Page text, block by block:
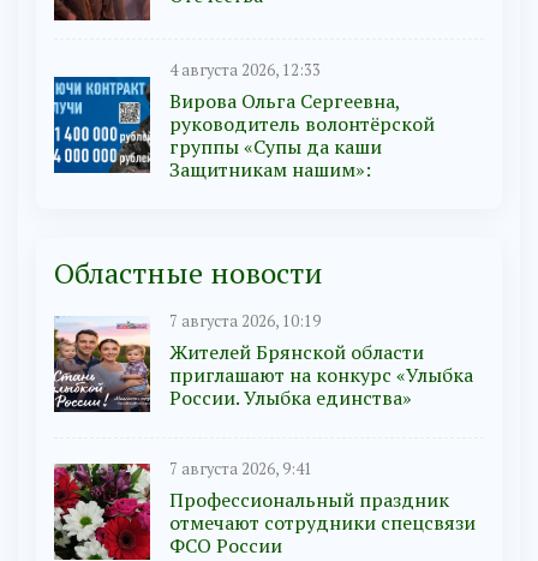
4 августа 2026, 12:33
Вирова Ольга Сергеевна,
руководитель волонтёрской
группы «Супы да каши
Защитникам нашим»:
Областные новости
7 августа 2026, 10:19
Жителей Брянской области
приглашают на конкурс «Улыбка
России. Улыбка единства»
7 августа 2026, 9:41
Профессиональный праздник
отмечают сотрудники спецсвязи
ФСО России